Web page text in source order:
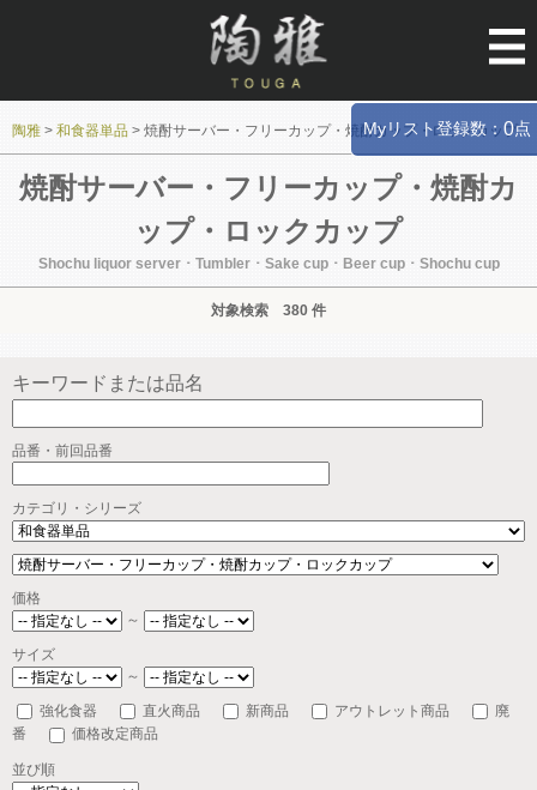
Myリスト登録数：0点
陶雅 > 和食器単品 > 焼酎サーバー・フリーカップ・焼酎カップ・ロックカップ
焼酎サーバー・フリーカップ・焼酎カ
ップ・ロックカップ
Shochu liquor server ･ Tumbler ･ Sake cup ･ Beer cup ･ Shochu cup
対象検索 380 件
キーワードまたは品名
品番・前回品番
カテゴリ・シリーズ
価格
～
サイズ
～
強化食器 直火商品 新商品 アウトレット商品
廃
番
価格改定商品
並び順